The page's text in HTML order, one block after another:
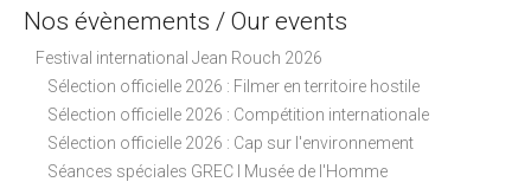
Nos évènements / Our events
Festival international Jean Rouch 2026
Sélection officielle 2026 : Filmer en territoire hostile
Sélection officielle 2026 : Compétition internationale
Sélection officielle 2026 : Cap sur l'environnement
Séances spéciales GREC I Musée de l'Homme